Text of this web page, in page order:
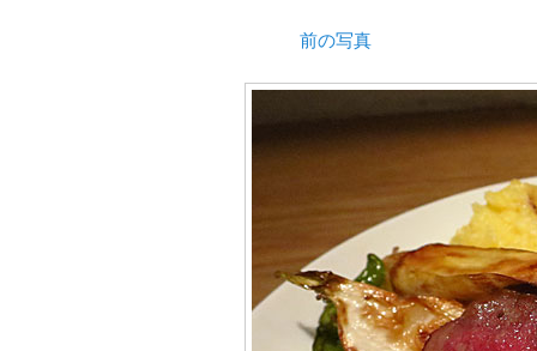
前の写真